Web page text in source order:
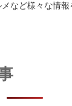
など様々な情報